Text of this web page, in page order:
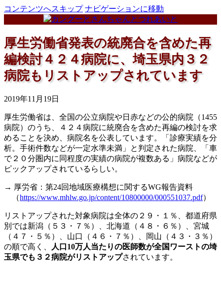
コンテンツへスキップ ナビゲーションに移動
厚生労働省発表の統廃合を含めた再
編検討４２４病院に、埼玉県内３２
病院もリストアップされています
2019年11月19日
厚生労働省は、全国の公立病院や日赤などの公的病院（1455
病院）のうち、４２４病院に統廃合を含めた再編の検討を求
めることを決め、病院名を公表しています。「診療実績を分
析。手術件数などが一定水準未満」と判定された病院、「車
で２０分圏内に同程度の実績の病院が複数ある」病院などが
ピックアップされているらしい。
→ 厚労省：第24回地域医療構想に関するWG報告資料
（https://www.mhlw.go.jp/content/10800000/000551037.pdf）
リストアップされた対象病院は全体の２９・１％、都道府県
別では新潟（５３・７％）、北海道（４８・６％）、宮城
（４７・５％）、山口（４６・７％）、岡山（４３・３％）
の順で高く、
人口10万人当たりの医師数が全国ワーストの埼
玉県でも３２病院がリストアップされています。